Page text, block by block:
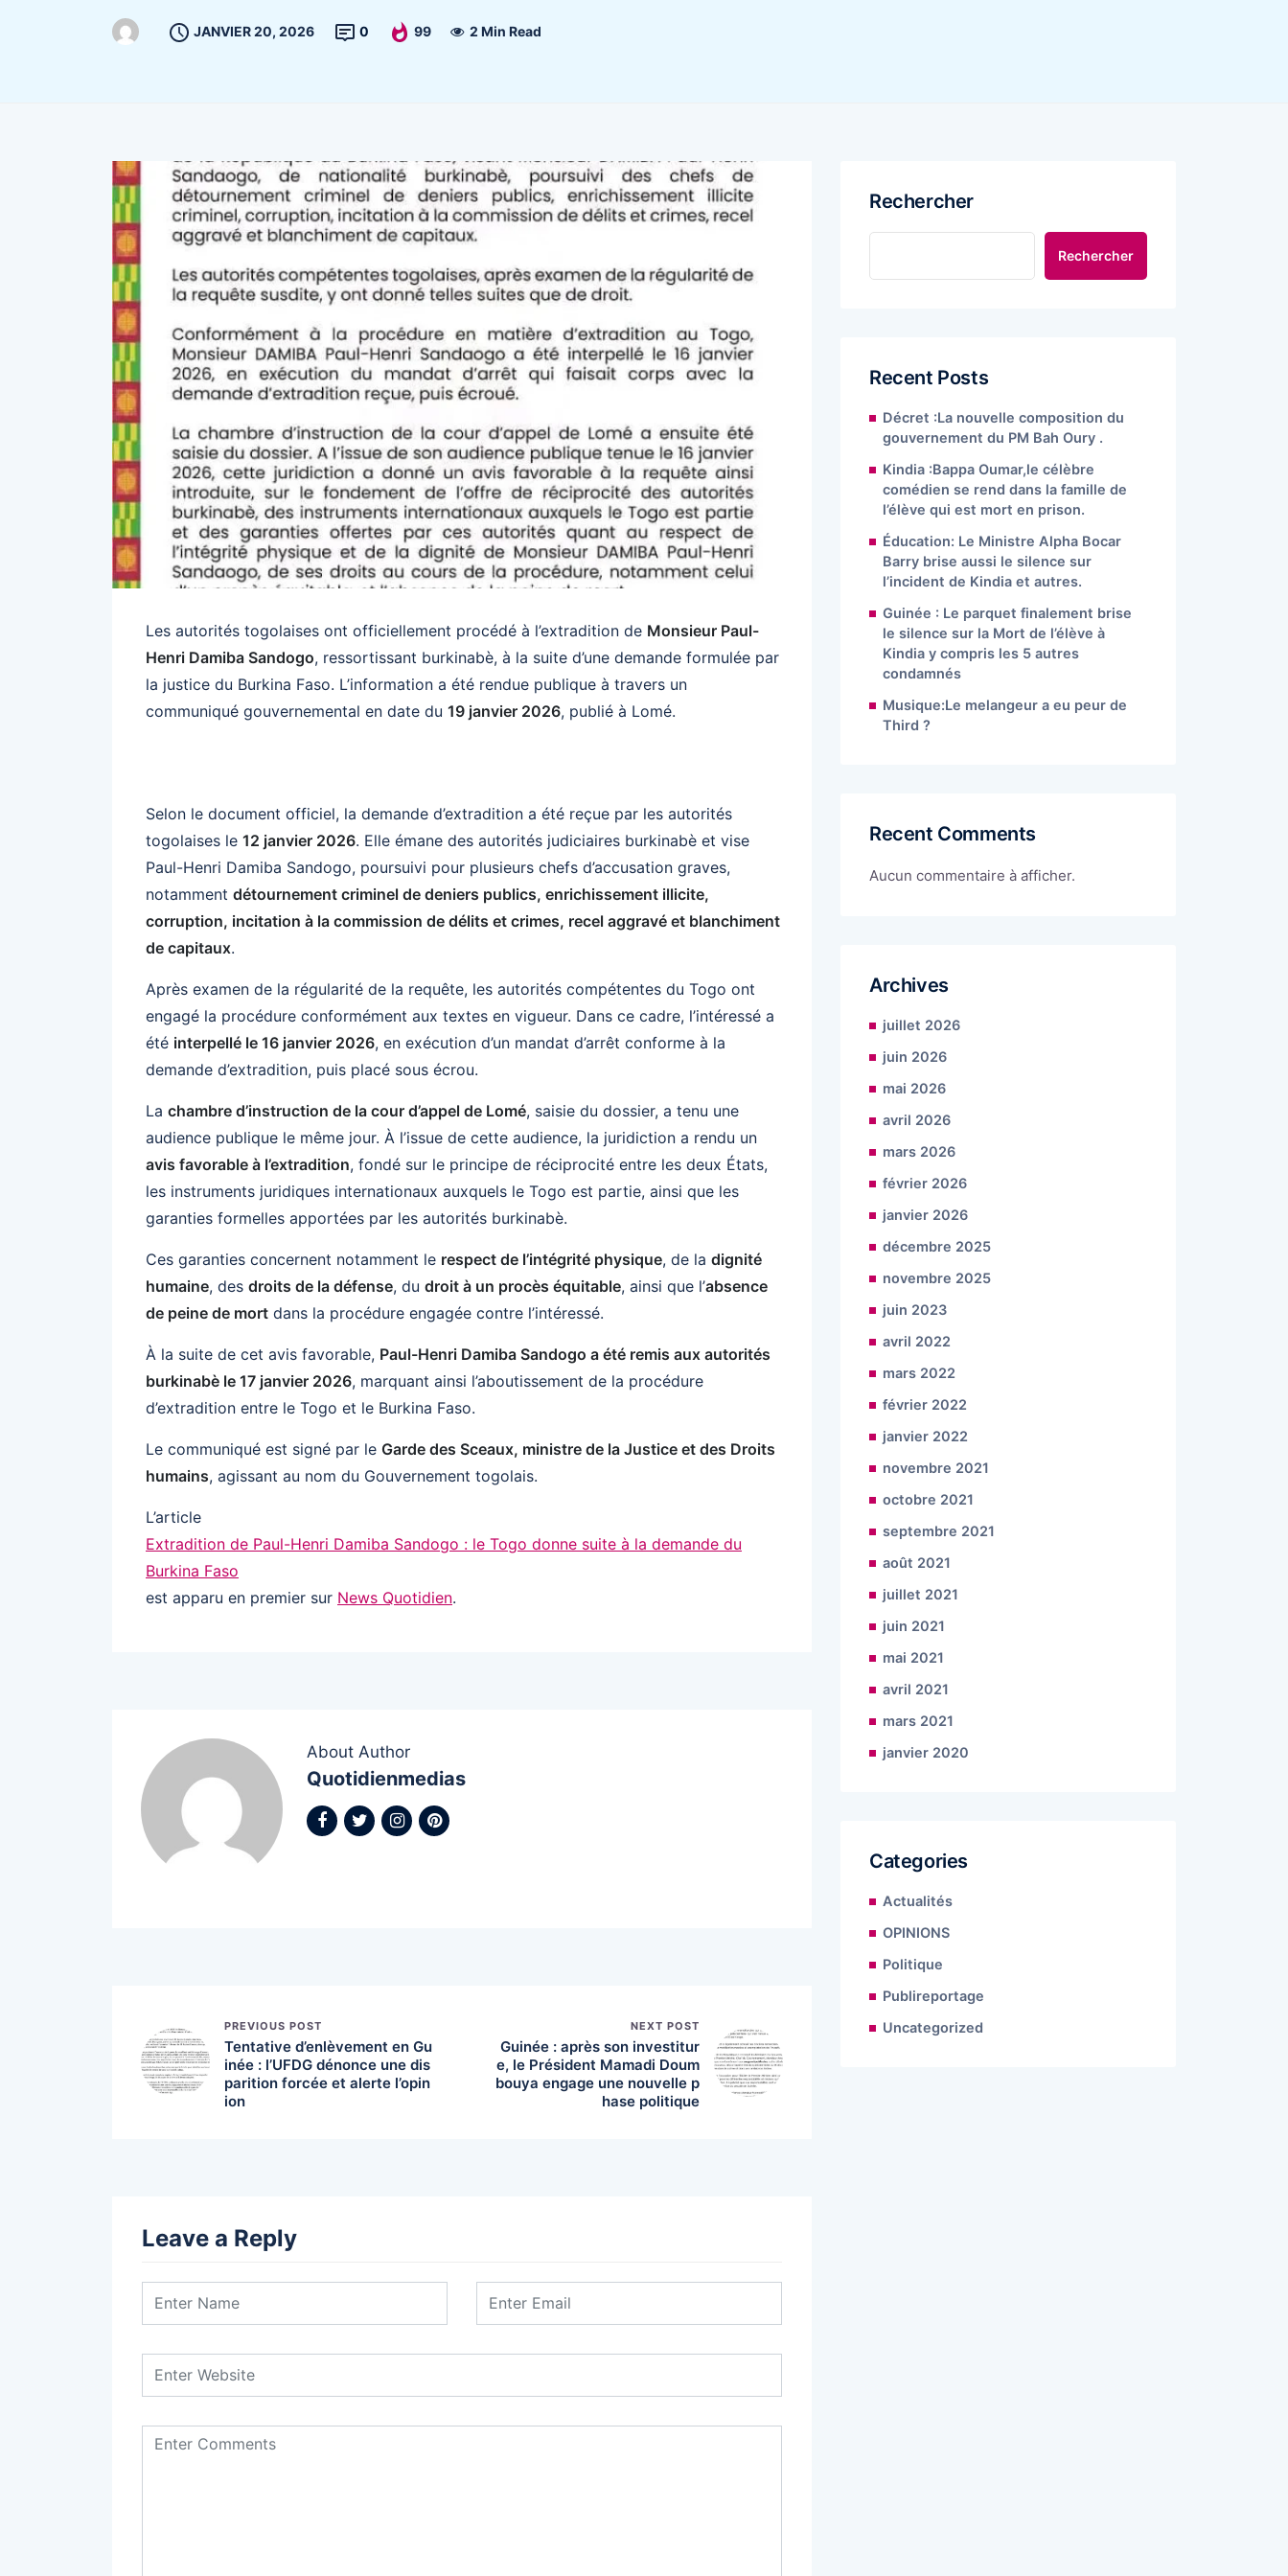
JANVIER 20, 2026 0 99 2 Min Read
Les autorités togolaises ont officiellement procédé à l’extradition de Monsieur Paul-
Henri Damiba Sandogo, ressortissant burkinabè, à la suite d’une demande formulée par
la justice du Burkina Faso. L’information a été rendue publique à travers un
communiqué gouvernemental en date du 19 janvier 2026, publié à Lomé.
Selon le document officiel, la demande d’extradition a été reçue par les autorités
togolaises le 12 janvier 2026. Elle émane des autorités judiciaires burkinabè et vise
Paul-Henri Damiba Sandogo, poursuivi pour plusieurs chefs d’accusation graves,
notamment détournement criminel de deniers publics, enrichissement illicite,
corruption, incitation à la commission de délits et crimes, recel aggravé et blanchiment
de capitaux.
Après examen de la régularité de la requête, les autorités compétentes du Togo ont
engagé la procédure conformément aux textes en vigueur. Dans ce cadre, l’intéressé a
été interpellé le 16 janvier 2026, en exécution d’un mandat d’arrêt conforme à la
demande d’extradition, puis placé sous écrou.
La chambre d’instruction de la cour d’appel de Lomé, saisie du dossier, a tenu une
audience publique le même jour. À l’issue de cette audience, la juridiction a rendu un
avis favorable à l’extradition, fondé sur le principe de réciprocité entre les deux États,
les instruments juridiques internationaux auxquels le Togo est partie, ainsi que les
garanties formelles apportées par les autorités burkinabè.
Ces garanties concernent notamment le respect de l’intégrité physique, de la dignité
humaine, des droits de la défense, du droit à un procès équitable, ainsi que l’absence
de peine de mort dans la procédure engagée contre l’intéressé.
À la suite de cet avis favorable, Paul-Henri Damiba Sandogo a été remis aux autorités
burkinabè le 17 janvier 2026, marquant ainsi l’aboutissement de la procédure
d’extradition entre le Togo et le Burkina Faso.
Le communiqué est signé par le Garde des Sceaux, ministre de la Justice et des Droits
humains, agissant au nom du Gouvernement togolais.
L’article
Extradition de Paul-Henri Damiba Sandogo : le Togo donne suite à la demande du
Burkina Faso
est apparu en premier sur News Quotidien.
About Author
Quotidienmedias
PREVIOUS POST
Tentative d’enlèvement en Gu
inée : l’UFDG dénonce une dis
parition forcée et alerte l’opin
ion
NEXT POST
Guinée : après son investitur
e, le Président Mamadi Doum
bouya engage une nouvelle p
hase politique
Leave a Reply
Rechercher
Rechercher
Recent Posts
Décret :La nouvelle composition du
gouvernement du PM Bah Oury .
Kindia :Bappa Oumar,le célèbre
comédien se rend dans la famille de
l’élève qui est mort en prison.
Éducation: Le Ministre Alpha Bocar
Barry brise aussi le silence sur
l’incident de Kindia et autres.
Guinée : Le parquet finalement brise
le silence sur la Mort de l’élève à
Kindia y compris les 5 autres
condamnés
Musique:Le melangeur a eu peur de
Third ?
Recent Comments
Aucun commentaire à afficher.
Archives
juillet 2026
juin 2026
mai 2026
avril 2026
mars 2026
février 2026
janvier 2026
décembre 2025
novembre 2025
juin 2023
avril 2022
mars 2022
février 2022
janvier 2022
novembre 2021
octobre 2021
septembre 2021
août 2021
juillet 2021
juin 2021
mai 2021
avril 2021
mars 2021
janvier 2020
Categories
Actualités
OPINIONS
Politique
Publireportage
Uncategorized